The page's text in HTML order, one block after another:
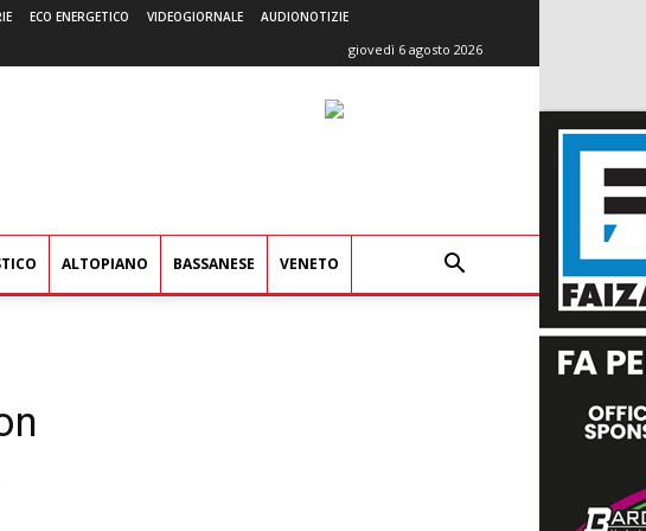
ECO ENERGETICO VIDEOGIORNALE AUDIONOTIZIE
giovedì 6 agosto 2026
ALTOPIANO BASSANESE VENETO